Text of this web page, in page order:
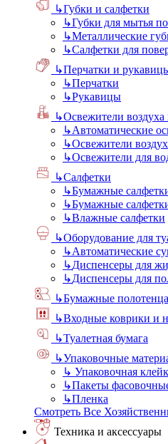
↳Губки и салфетки
↳Губки для мытья
↳Металлические
↳Салфетки для
↳Перчатки и
↳Перчатки
↳Рукавицы
↳Освежители
↳Автоматические
↳Освежители
↳Освежители для
↳Салфетки
↳Бумажные
↳Бумажные
↳Влажные салфетки
↳Оборудование для
↳Автоматические
↳Диспенсеры для
↳Диспенсеры для
↳Бумажные полотенца
↳Входные коврики и
↳Туалетная бумага
↳Упаковочные
↳ Упаковочная
↳Пакеты
↳Пленка
Смотреть Все
Техника и аксессуары